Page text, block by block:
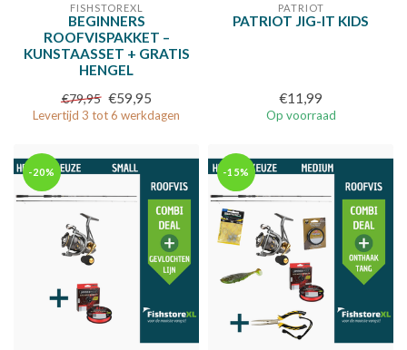
FISHSTOREXL
BEGINNERS
ROOFVISPAKKET –
KUNSTAASSET + GRATIS
HENGEL
€79,95 €59,95
Levertijd 3 tot 6 werkdagen
PATRIOT
PATRIOT JIG-IT KIDS
€11,99
Op voorraad
-20% -15%